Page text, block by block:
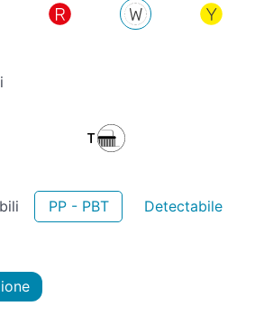
PP - PBT Detectabile